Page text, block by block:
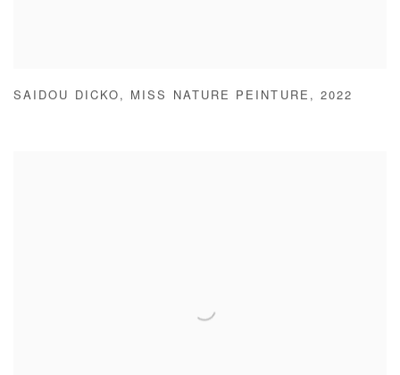
SAIDOU DICKO , MISS NATURE PEINTURE , 2022